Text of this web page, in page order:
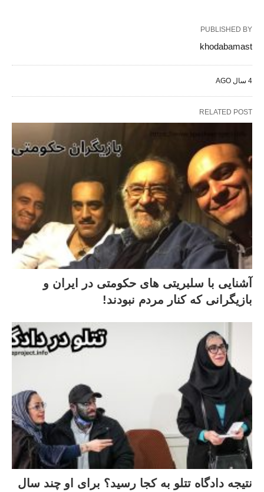
PUBLISHED BY
khodabamast
4 سال AGO
RELATED POST
آشنایی با سلبریتی های حکومتی در ایران و
بازیگرانی که کنار مردم نبودند!
نتیجه دادگاه تتلو به کجا رسید؟ برای او چند سال